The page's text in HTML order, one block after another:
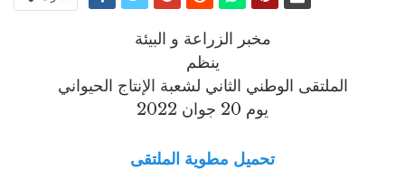
مخبر الزراعة و البيئة
ينظم
الملتقى الوطني الثاني لشعبة الإنتاج الحيواني
يوم 20 جوان 2022
تحميل مطوية الملتقى